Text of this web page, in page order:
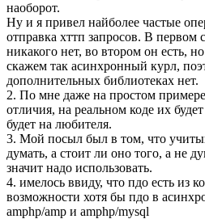
наоборот.
Ну и я привел найболее частые
отправка хттп запросов. В первом
никакого нет, во втором он есть,
скажем так асинхронный курл,
дополнительных библиотеках нет.
2. По мне даже на простом
отличия, на реальном коде их
будет на любителя.
3. Мой посыл был в том, что
думать, а стоит ли оно того, а не
значит надо использовать.
4. имелось ввиду, что пдо есть из
возможности хотя бы пдо в
amphp/amp и amphp/mysql